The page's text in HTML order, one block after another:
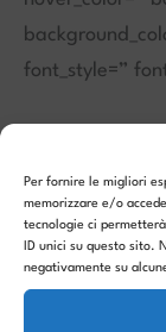
Per fornire le migliori
memorizzare e/o
tecnologie ci
ID unici su questo sito.
negativamente su
font_style=”
Per info e
Progetto
Tel: 0444